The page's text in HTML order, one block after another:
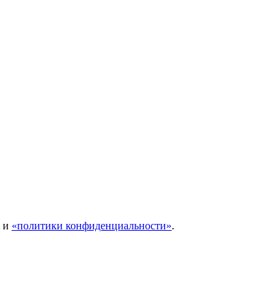
и «политики конфиденциальности».